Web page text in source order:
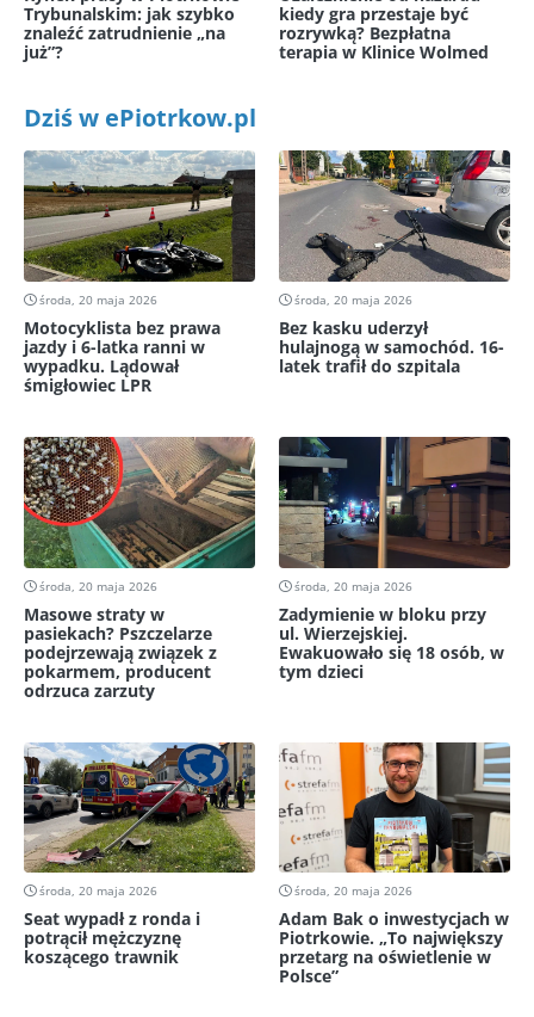
Trybunalskim: jak szybko
znaleźć zatrudnienie „na
już”?
kiedy gra przestaje być
rozrywką? Bezpłatna
terapia w Klinice Wolmed
Dziś w ePiotrkow.pl
środa, 20 maja 2026
Motocyklista bez prawa
jazdy i 6-latka ranni w
wypadku. Lądował
śmigłowiec LPR
środa, 20 maja 2026
Bez kasku uderzył
hulajnogą w samochód. 16-
latek trafił do szpitala
środa, 20 maja 2026
Masowe straty w
pasiekach? Pszczelarze
podejrzewają związek z
pokarmem, producent
odrzuca zarzuty
środa, 20 maja 2026
Zadymienie w bloku przy
ul. Wierzejskiej.
Ewakuowało się 18 osób, w
tym dzieci
środa, 20 maja 2026
Seat wypadł z ronda i
potrącił mężczyznę
koszącego trawnik
środa, 20 maja 2026
Adam Bak o inwestycjach w
Piotrkowie. „To największy
przetarg na oświetlenie w
Polsce”